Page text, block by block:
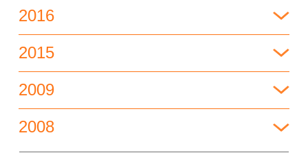
2016
2015
2009
2008